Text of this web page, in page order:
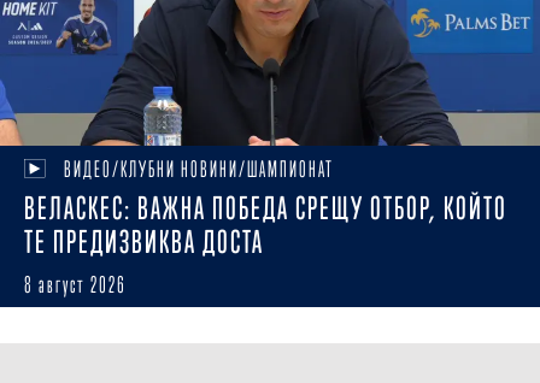
ВИДЕО/КЛУБНИ НОВИНИ/ШАМПИОНАТ
ВЕЛАСКЕС: ВАЖНА ПОБЕДА СРЕЩУ ОТБОР, КОЙТО
ТЕ ПРЕДИЗВИКВА ДОСТА
8 август 2026